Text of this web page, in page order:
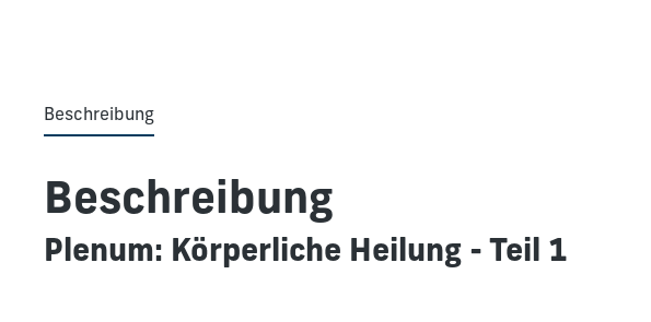
Beschreibung
Beschreibung
Plenum: Körperliche Heilung - Teil 1